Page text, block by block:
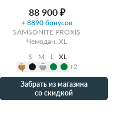
88 900 ₽
+ 8890 бонусов
SAMSONITE PROXIS
Чемодан, XL
S
M L
XL
+2
Забрать из магазина
со скидкой